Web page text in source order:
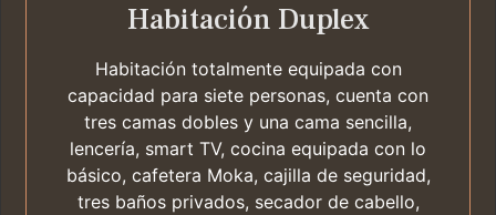
Habitación Duplex
Habitación totalmente equipada con
capacidad para siete personas, cuenta con
tres camas dobles y una cama sencilla,
lencería, smart TV, cocina equipada con lo
básico, cafetera Moka, cajilla de seguridad,
tres baños privados, secador de cabello,